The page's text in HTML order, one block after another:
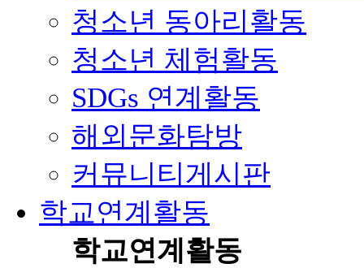
청소년 동아리활동
청소년 체험활동
SDGs 연계활동
해외문화탐방
커뮤니티게시판
학교연계활동
학교연계활동